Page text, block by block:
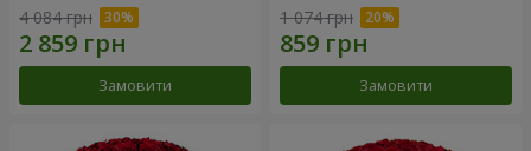
4 084 грн
Замовити
1 074 грн
Замовити